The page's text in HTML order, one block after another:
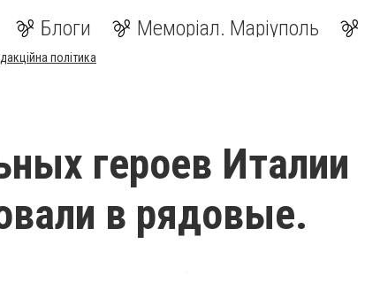
Блоги Меморіал. Маріуполь
політика
героев Италии
в рядовые.